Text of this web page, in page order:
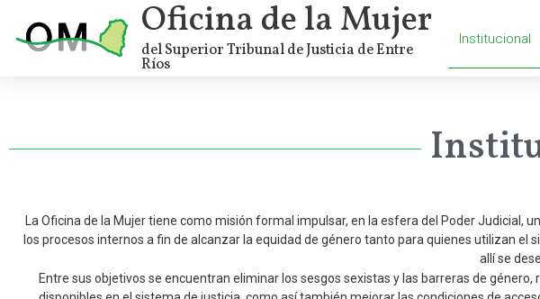
Oficina de la Mujer
del Superior Tribunal de Justicia de Entre
Ríos
Institucional
La Oficina de la Mujer tiene como misión formal impulsar, en la esfera del Poder
los procesos internos a fin de alcanzar la equidad de género tanto para quienes utilizan
allí se
Entre sus objetivos se encuentran eliminar los sesgos sexistas y las barreras de